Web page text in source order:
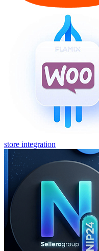
store integration